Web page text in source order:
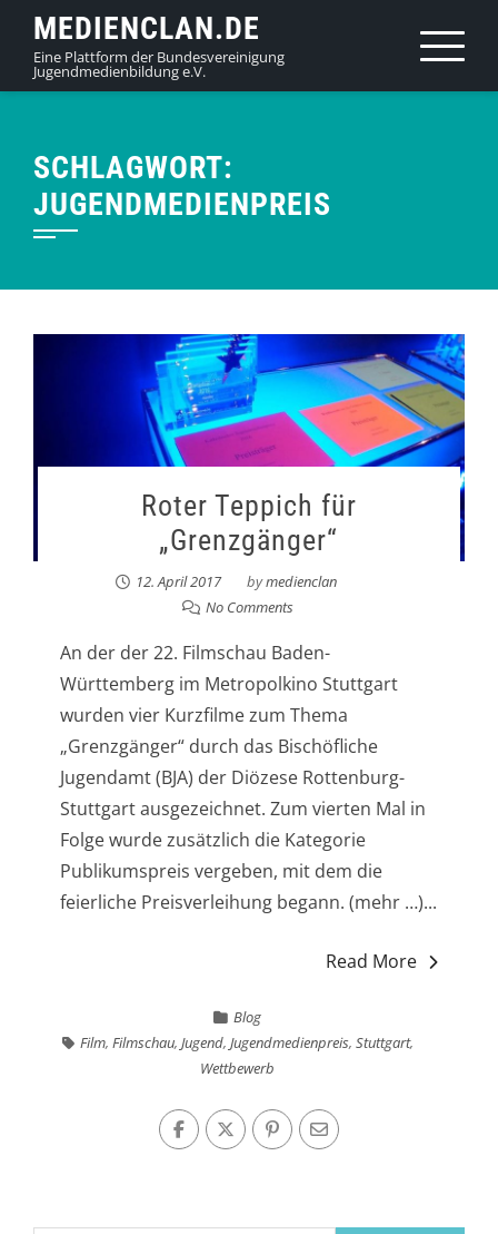
content
MEDIENCLAN.DE
Eine Plattform der Bundesvereinigung
Jugendmedienbildung e.V.
SCHLAGWORT:
JUGENDMEDIENPREIS
Roter Teppich für
„Grenzgänger“
12. April 2017 bymedienclan
No Comments
An der der 22. Filmschau Baden-
Württemberg im Metropolkino Stuttgart
wurden vier Kurzfilme zum Thema
„Grenzgänger“ durch das Bischöfliche
Jugendamt (BJA) der Diözese Rottenburg-
Stuttgart ausgezeichnet. Zum vierten Mal in
Folge wurde zusätzlich die Kategorie
Publikumspreis vergeben, mit dem die
feierliche Preisverleihung begann. (mehr …)...
Read More
Blog
Film, Filmschau, Jugend, Jugendmedienpreis, Stuttgart,
Wettbewerb